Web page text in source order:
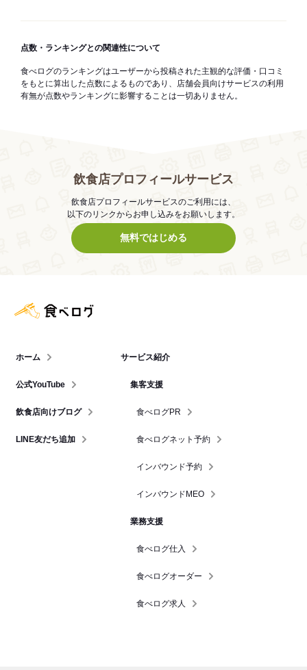
点数・ランキングとの関連性について
食べログのランキングはユーザーから投稿された主観的な評価・口コミ
をもとに算出した点数によるものであり、店舗会員向けサービスの利用
有無が点数やランキングに影響することは一切ありません。
飲食店プロフィールサービス
飲食店プロフィールサービスのご利用には、
以下のリンクからお申し込みをお願いします。
無料ではじめる
ホーム
公式YouTube
飲食店向けブログ
LINE友だち追加
サービス紹介
集客支援
食べログPR
食べログネット予約
インバウンド予約
インバウンドMEO
業務支援
食べログ仕入
食べログオーダー
食べログ求人